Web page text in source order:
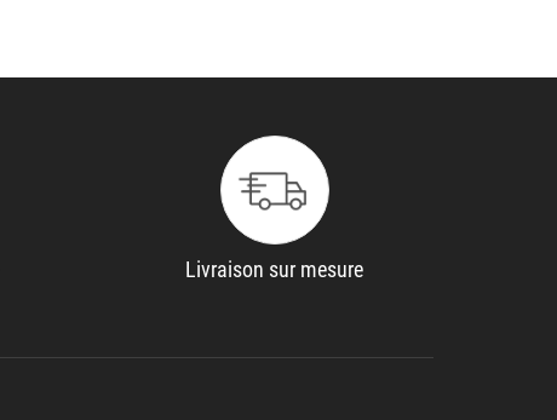
Livraison sur mesure